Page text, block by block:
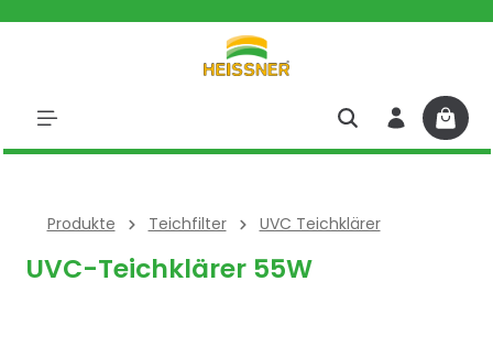
Produkte Teichfilter UVC Teichklärer
UVC-Teichklärer 55W